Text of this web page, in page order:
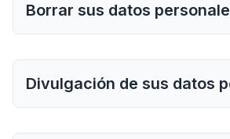
Borrar sus datos
Divulgación de sus datos